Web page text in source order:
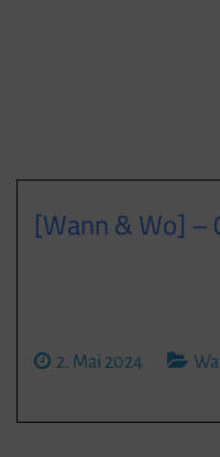
[Wann & Wo]
2. Mai 2024